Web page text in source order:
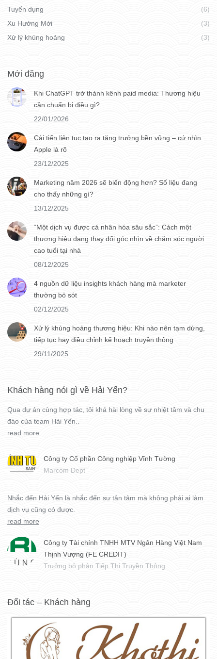
Tuyển dụng
(6)
Xu Hướng Mới
(3)
Xử lý khủng hoảng
(3)
Mới đăng
Khi ChatGPT trở thành kênh paid media: Thương hiệu
cần chuẩn bị điều gì?
22/01/2026
Cải tiến liên tục tạo ra tăng trưởng bền vững – cứ nhìn
Apple là rõ
23/12/2025
Marketing năm 2026 sẽ biến động hơn? Số liệu đang
cho thấy những gì?
13/12/2025
“Một dịch vụ được cá nhân hóa sâu sắc”: Cách một
thương hiệu đang thay đổi góc nhìn về chăm sóc người
cao tuổi tại nhà
08/12/2025
4 nguồn dữ liệu insights khách hàng mà marketer
thường bỏ sót
02/12/2025
Xử lý khủng hoảng thương hiệu: Khi nào nên tạm dừng,
tiếp tục hay điều chỉnh kế hoạch truyền thông
29/11/2025
Khách hàng nói gì về Hải Yến?
Qua dự án cùng hợp tác, tôi khá hài lòng về sự nhiệt tâm và chu
đáo của team Hải Yến..
read more
Công ty Cổ phần Công nghiệp Vĩnh Tường
Marcom Dept
Nhắc đến Hải Yến là nhắc đến sự tận tâm mà không phải ai làm
dịch vụ cũng có được.
read more
Công ty Tài chính TNHH MTV Ngân Hàng Việt Nam
Thịnh Vượng (FE CREDIT)
Trưởng bộ phận Tiếp Thị Truyền Thông
Đối tác – Khách hàng